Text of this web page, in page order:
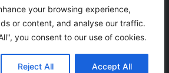
your browsing experience,
or content, and analyse our traffic.
you consent to our use of cookies.
Reject All Accept All
Déco Végétale - Réalisé par
AJOO
Mentions légales